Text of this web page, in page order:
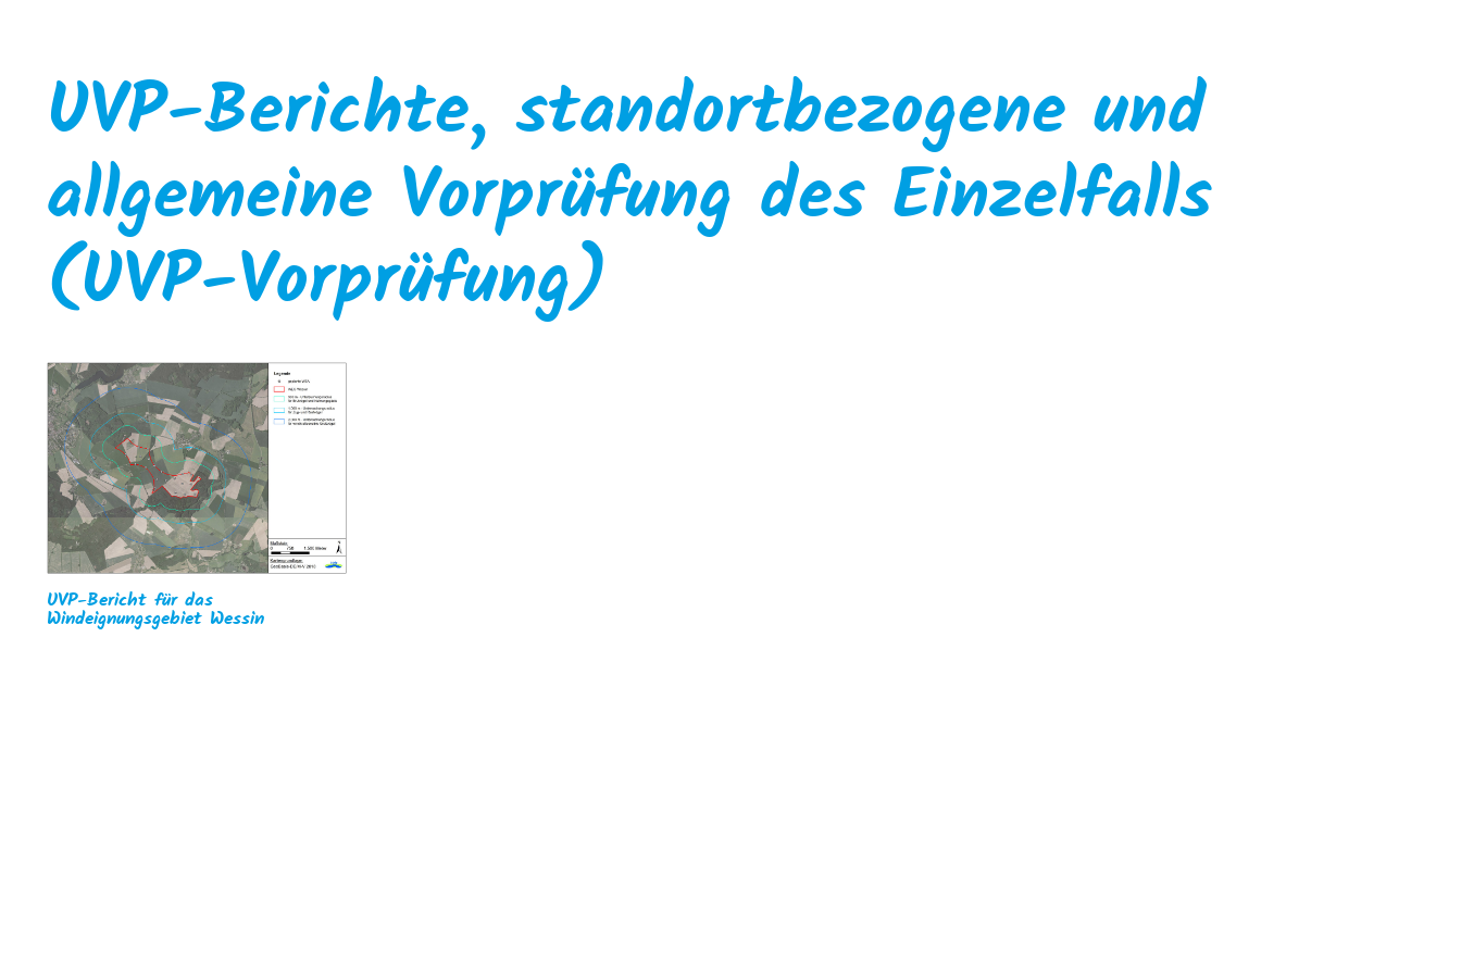
UVP-Berichte, standortbezogene und
allgemeine Vorprüfung des Einzelfalls
(UVP-Vorprüfung)
UVP-Bericht für das
Windeignungsgebiet Wessin